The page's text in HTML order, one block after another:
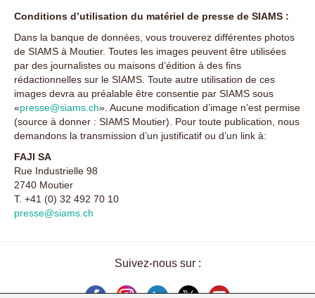
Conditions d’utilisation du matériel de presse de SIAMS :
Dans la banque de données, vous trouverez différentes photos
de SIAMS à Moutier. Toutes les images peuvent être utilisées
par des journalistes ou maisons d’édition à des fins
rédactionnelles sur le SIAMS. Toute autre utilisation de ces
images devra au préalable être consentie par SIAMS sous
«presse@siams.ch». Aucune modification d’image n’est permise
(source à donner : SIAMS Moutier). Pour toute publication, nous
demandons la transmission d’un justificatif ou d’un link à:
FAJI SA
Rue Industrielle 98
2740 Moutier
T. +41 (0) 32 492 70 10
presse@siams.ch
Suivez-nous sur :